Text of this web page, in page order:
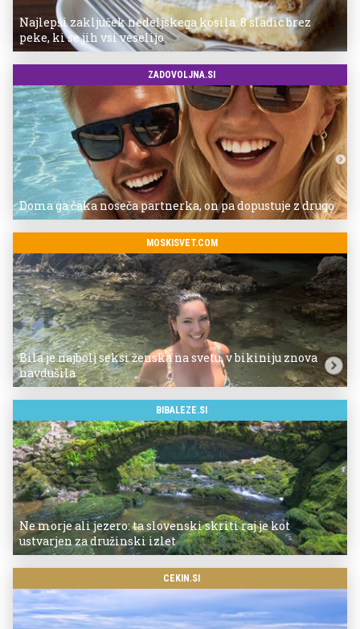
Najlepši zaključek nedeljskega kosila: 8 sladic brez
peke, ki se jih vsi veselijo
ZADOVOLJNA.SI
Doma ga čaka noseča partnerka, on pa dopustuje z drugo
MOSKISVET.COM
Bila je najbolj seksi ženska na svetu, v bikiniju znova
navdušila
BIBALEZE.SI
Ne morje ali jezero: ta slovenski skriti raj je kot
ustvarjen za družinski izlet
CEKIN.SI